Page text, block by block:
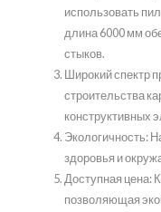
использовать
длина 6000 мм
стыков.
Широкий спектр
строительства
конструктивных
Экологичность:
здоровья и
Доступная цена:
позволяющая